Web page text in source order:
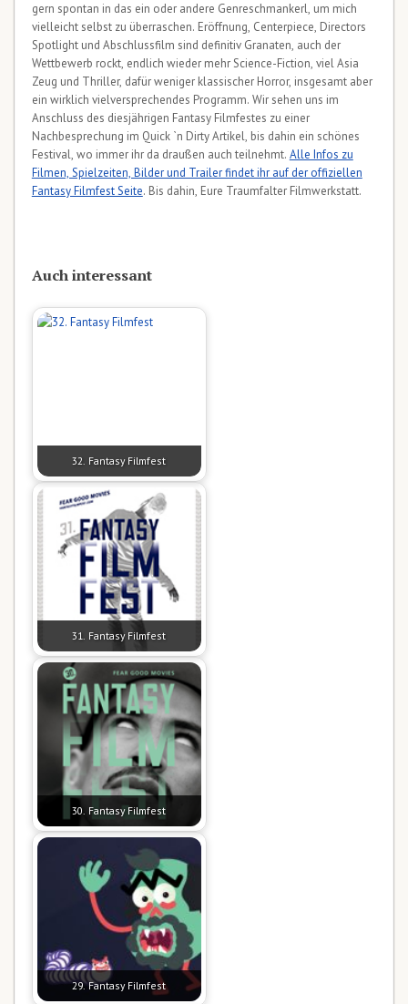
gern spontan in das ein oder andere Genreschmankerl, um mich
vielleicht selbst zu überraschen. Eröffnung, Centerpiece, Directors
Spotlight und Abschlussfilm sind definitiv Granaten, auch der
Wettbewerb rockt, endlich wieder mehr Science-Fiction, viel Asia
Zeug und Thriller, dafür weniger klassischer Horror, insgesamt aber
ein wirklich vielversprechendes Programm. Wir sehen uns im
Anschluss des diesjährigen Fantasy Filmfestes zu einer
Nachbesprechung im Quick `n Dirty Artikel, bis dahin ein schönes
Festival, wo immer ihr da draußen auch teilnehmt. Alle Infos zu
Filmen, Spielzeiten, Bilder und Trailer findet ihr auf der offiziellen
Fantasy Filmfest Seite. Bis dahin, Eure Traumfalter Filmwerkstatt.
Auch interessant
32. Fantasy Filmfest
31. Fantasy Filmfest
30. Fantasy Filmfest
29. Fantasy Filmfest